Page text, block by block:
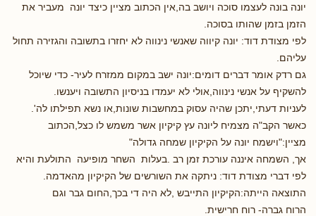
יונה בונה לעצמו סוכה ויושב בה,אין הכתוב מציין כיצד יונה מעביר את
הזמן בזמן שהותו בסוכה.
לפי מצודת דוד: יונה קיווה שאנשי נינווה לא יחזרו בתשובה והגזירה תחול
עליהם.
גם רדק אומר דברים דומים:יונה ישב במקום ממזרח לעיר- כדי שיוכל
להשקיף על אנשי נינווה,אולי לא יעמדו בניסיון התשובה ויענשו.
לעניות דעתי,יתכן שהיה עסוק במחשבות שונות,או נשא תפילתו לה'.
כאשר הקב"ה מצמיח ליונה עץ קיקיון אשר משמש לו כצל,הכתוב
מציין:"וישמח יונה על הקיקיון שמחה גדולה"
אך, השמחה איננה עורכת זמן רב .בעלות השחר מופיעה התולעת והיא
לפי דברי מצודת דוד: ניתקה את השורשים של הקיקיון מהאדמה.
התוצאה הייתה:הקיקיון התייבש ,לא היה די בכך,החום גבר וגם
הרוח גברה- רוח חרישית.